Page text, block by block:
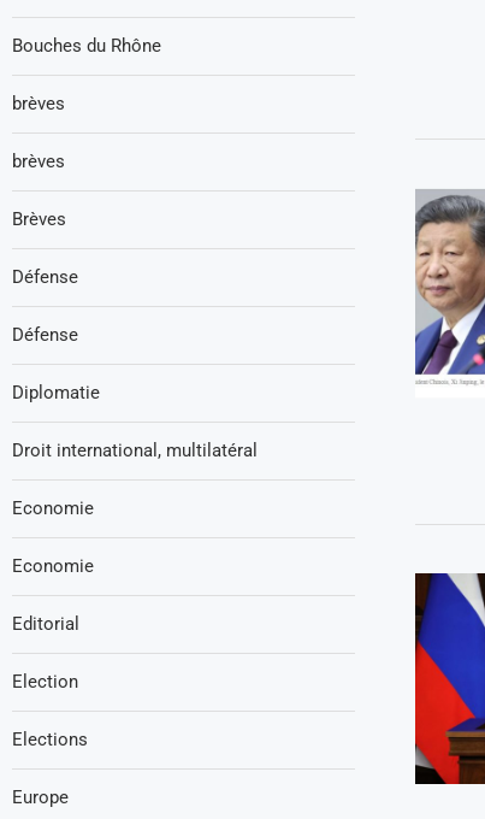
Bouches du Rhône
brèves
brèves
Brèves
Défense
Défense
Diplomatie
Droit international, multilatéral
Economie
Economie
Editorial
Election
Elections
Europe